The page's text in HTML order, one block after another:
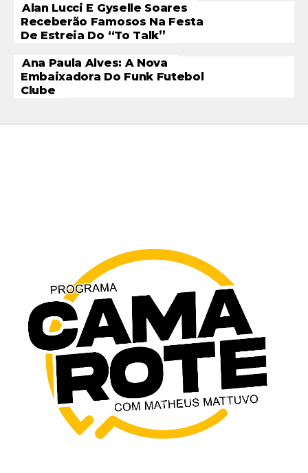
Alan Lucci E Gyselle Soares
Receberão Famosos Na Festa
De Estreia Do “To Talk”
Ana Paula Alves: A Nova
Embaixadora Do Funk Futebol
Clube